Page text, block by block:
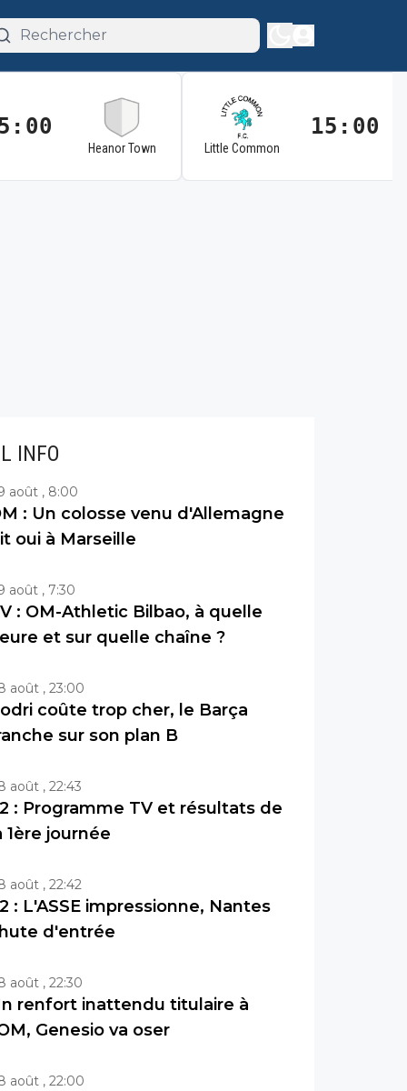
Heanor Town Little Common
15:00
INFO
août , 8:00
: Un colosse venu d'Allemagne
oui à Marseille
août , 7:30
: OM-Athletic Bilbao, à quelle
et sur quelle chaîne ?
août , 23:00
coûte trop cher, le Barça
sur son plan B
août , 22:43
: Programme TV et résultats de
1ère journée
août , 22:42
: L'ASSE impressionne, Nantes
d'entrée
août , 22:30
renfort inattendu titulaire à
Genesio va oser
août , 22:00